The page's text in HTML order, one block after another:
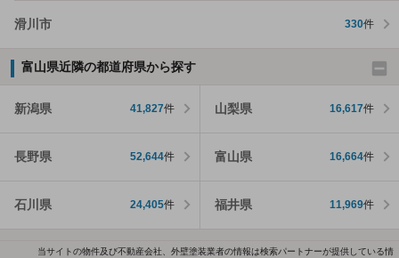
滑川市 330件
富山県近隣の都道府県から探す
新潟県 41,827件 山梨県 16,617件
長野県 52,644件 富山県 16,664件
石川県 24,405件 福井県 11,969件
当サイトの物件及び不動産会社、外壁塗装業者の情報は検索パートナーが提供している情